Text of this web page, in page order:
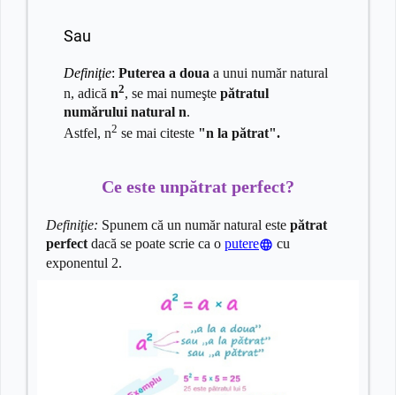
Sau
Definiţie: Puterea a doua a unui număr natural
n, adică n2, se mai numeşte pătratul
numărului natural n.
Astfel, n2 se mai citeste "n la pătrat".
Ce este unpătrat perfect?
Definiţie: Spunem că un număr natural este pătrat
perfect dacă se poate scrie ca o putere
cu
exponentul 2.